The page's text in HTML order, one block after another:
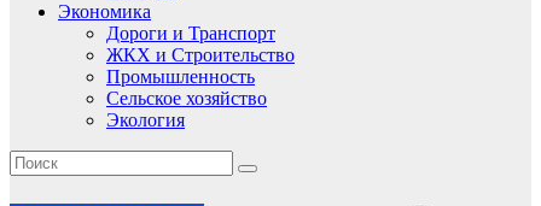
Экономика
Дороги и Транспорт
ЖКХ и Строительство
Промышленность
Сельское хозяйство
Экология